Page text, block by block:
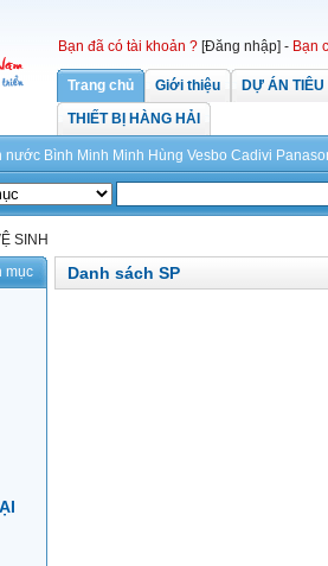
Bạn đã có tài khoản ? [Đăng nhập] - Bạn
Trang chủ Giới thiệu
DỰ ÁN
THIẾT BỊ HÀNG HẢI
nước Bình Minh Minh Hùng Vesbo Cadivi
SINH
mục Danh sách SP